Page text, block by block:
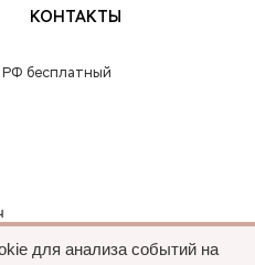
КОНТАКТЫ
РФ бесплатный
г. Пенза Пензенская обл.,
для анализа событий на